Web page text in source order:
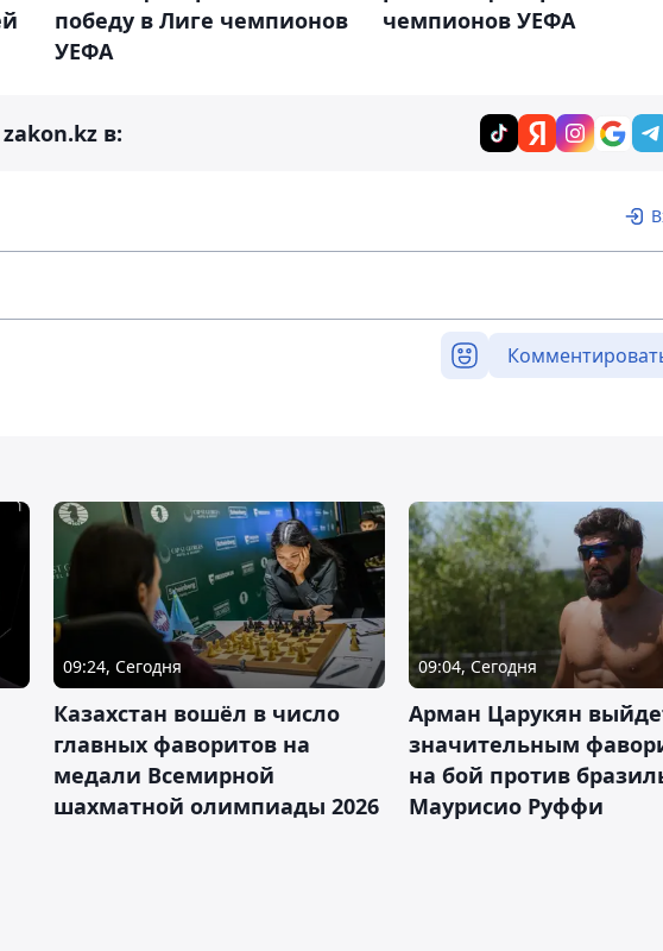
победу в Лиге чемпионов
УЕФА
чемпионов УЕФА
в:
09:24, Сегодня
Казахстан вошёл в число
главных фаворитов на
медали Всемирной
шахматной олимпиады 2026
09:04, Сегодня
Арман Царукян
значительным
на бой против
Маурисио Руффи